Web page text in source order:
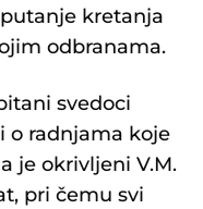
kretanja
odbranama.
svedoci
o radnjama koje
je okrivljeni V.M.
pri čemu svi